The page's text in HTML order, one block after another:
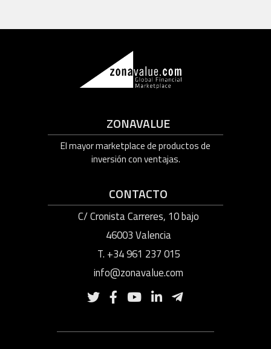
ZONAVALUE
El mayor marketplace de productos de
inversión con ventajas.
CONTACTO
C/ Cronista Carreres, 10 bajo
46003 Valencia
T. +34 961 237 015
info@zonavalue.com